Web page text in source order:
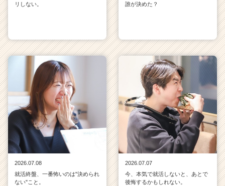
リしない。
誰が決めた？
2026.07.08
就活終盤、一番怖いのは"決められ
ない"こと。
2026.07.07
今、本気で就活しないと、あとで
後悔するかもしれない。